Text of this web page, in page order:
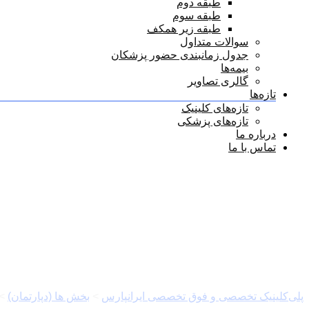
طبقه دوم
طبقه سوم
طبقه زیر همکف
سوالات متداول
جدول زمانبندی حضور پزشکان
بیمه‌ها
گالری تصاویر
تازه‌ها
تازه‌های کلینیک
تازه‌های پزشکی
درباره ما
تماس با ما
پلی‌کلینیک تخصصی و فوق تخصصی ایرانپارس بخش ها (دپارتمان)